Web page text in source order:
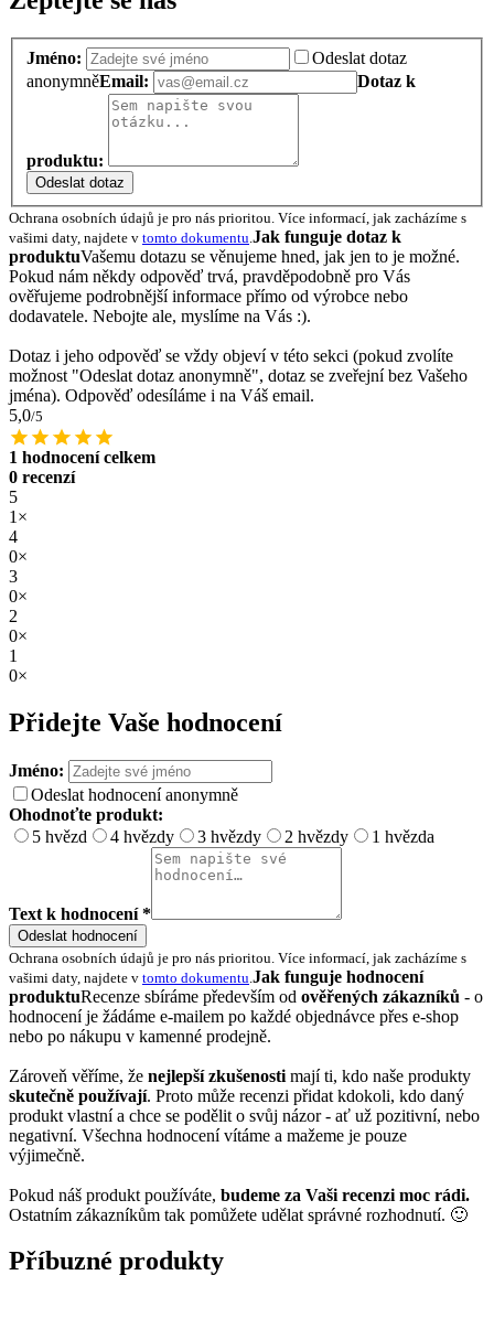
Jméno:
Odeslat dotaz
anonymněEmail: Dotaz k
produktu:
Odeslat dotaz
Ochrana osobních údajů je pro nás prioritou. Více informací, jak zacházíme s
vašimi daty, najdete v tomto dokumentu Jak funguje dotaz k
produktuVašemu dotazu se věnujeme hned, jak jen to je možné.
Pokud nám někdy odpověď trvá, pravděpodobně pro Vás
ověřujeme podrobnější informace přímo od výrobce nebo
dodavatele. Nebojte ale, myslíme na Vás :).
Dotaz i jeho odpověď se vždy objeví v této sekci (pokud zvolíte
možnost "Odeslat dotaz anonymně", dotaz se zveřejní bez Vašeho
jména). Odpověď odesíláme i na Váš email.
5,0/5
1 hodnocení celkem
0 recenzí
5
1×
4
0×
3
0×
2
0×
1
0×
Přidejte Vaše hodnocení
Jméno:
Odeslat hodnocení anonymně
Ohodnoťte produkt:
5 hvězd
4 hvězdy 3 hvězdy 2 hvězdy 1 hvězda
Text k hodnocení *
Odeslat hodnocení
Ochrana osobních údajů je pro nás prioritou. Více informací, jak zacházíme s
vašimi daty, najdete v tomto dokumentu Jak funguje hodnocení
produktuRecenze sbíráme především od ověřených zákazníků - o
hodnocení je žádáme e-mailem po každé objednávce přes e-shop
nebo po nákupu v kamenné prodejně.
Zároveň věříme, že nejlepší zkušenosti mají ti, kdo naše produkty
skutečně používají. Proto může recenzi přidat kdokoli, kdo daný
produkt vlastní a chce se podělit o svůj názor - ať už pozitivní, nebo
negativní. Všechna hodnocení vítáme a mažeme je pouze
výjimečně.
Pokud náš produkt používáte, budeme za Vaši recenzi moc rádi.
Ostatním zákazníkům tak pomůžete udělat správné rozhodnutí. 🙂
Příbuzné produkty